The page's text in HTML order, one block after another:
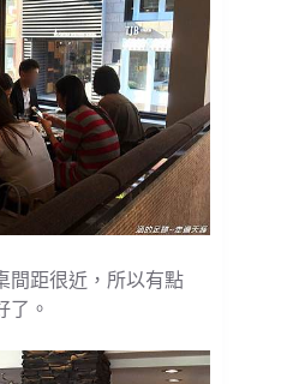
間距很近，所以有點
了。